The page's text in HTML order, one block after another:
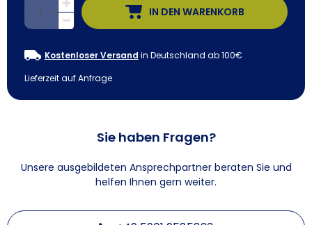
IN DEN WARENKORB
Kostenloser Versand in Deutschland ab 100€
Lieferzeit auf Anfrage
Sie haben Fragen?
Unsere ausgebildeten Ansprechpartner beraten Sie und
helfen Ihnen gern weiter.